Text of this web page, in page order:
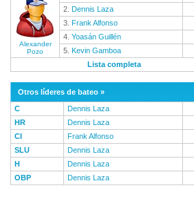
Alexander
Pozo
2. Dennis Laza
3. Frank Alfonso
4. Yoasán Guillén
5. Kevin Gamboa
Lista completa
Otros líderes de bateo »
C
Dennis Laza
HR
Dennis Laza
CI
Frank Alfonso
SLU
Dennis Laza
H
Dennis Laza
OBP
Dennis Laza